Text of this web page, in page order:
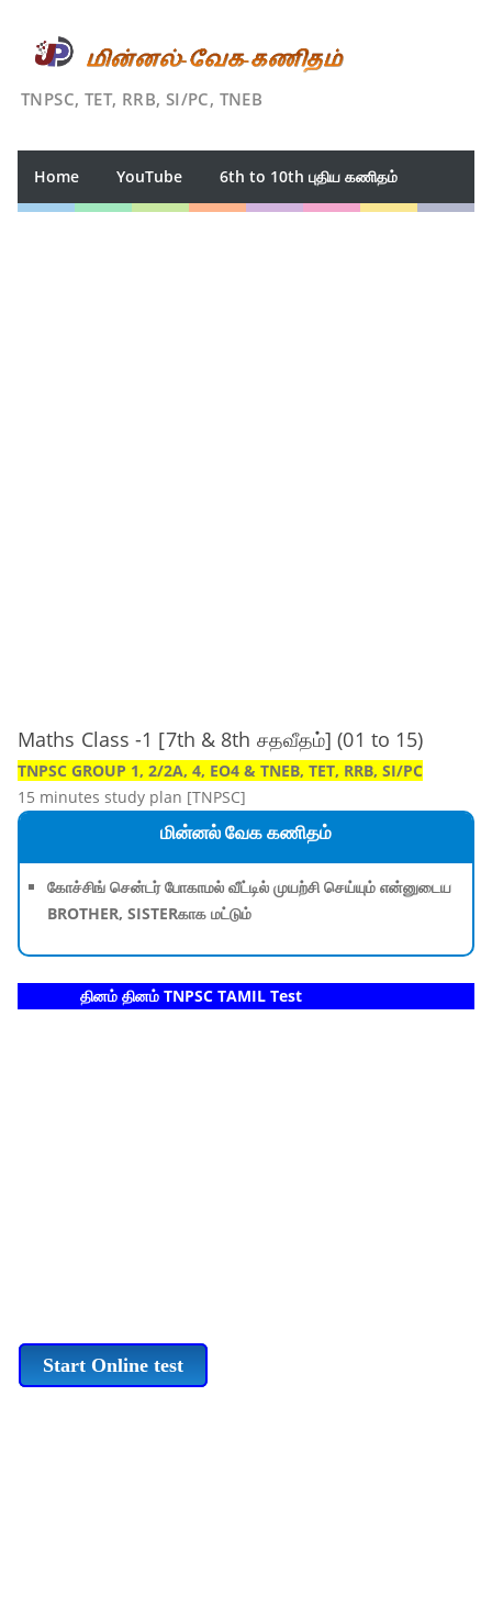
TNPSC, TET, RRB, SI/PC, TNEB
Home YouTube 6th to 10th புதிய கணிதம்
Maths Class -1 [7th & 8th சதவீதம்] (01 to 15)
TNPSC GROUP 1, 2/2A, 4, EO4 & TNEB, TET, RRB, SI/PC
15 minutes study plan [TNPSC]
மின்னல் வேக கணிதம்
கோச்சிங் சென்டர் போகாமல் வீட்டில் முயற்சி செய்யும் என்னுடைய
BROTHER, SISTERகாக மட்டும்
தினம் தினம் TNPSC TAMIL Test
Start Online test